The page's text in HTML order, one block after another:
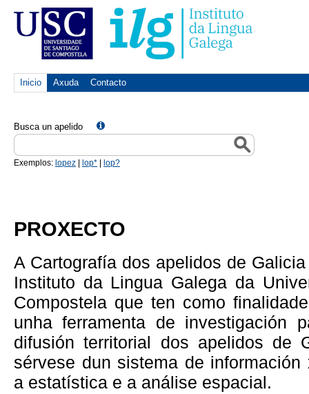
Inicio Axuda Contacto
Busca un apelido
Exemplos: lopez lop* lop?
PROXECTO
A Cartografía dos apelidos de
Instituto da Lingua Galega da
Compostela que ten como
unha ferramenta de investigación
difusión territorial dos apelidos de
sérvese dun sistema de
a estatística e a análise espacial.